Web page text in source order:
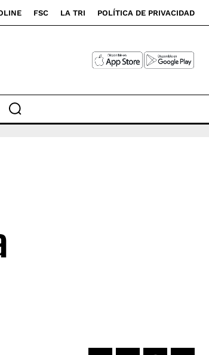
FSC LA TRI POLÍTICA DE PRIVACIDAD